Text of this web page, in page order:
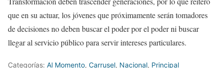
que en su actuar, los jóvenes que próximamente serán tomadores
de decisiones no deben buscar el poder por el poder ni buscar
llegar al servicio público para servir intereses particulares.
Categorías: Al Momento, Carrusel, Nacional, Principal